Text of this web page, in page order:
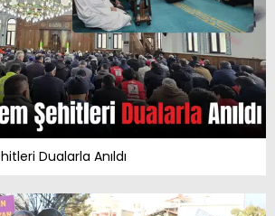
Dualarla Anıldı